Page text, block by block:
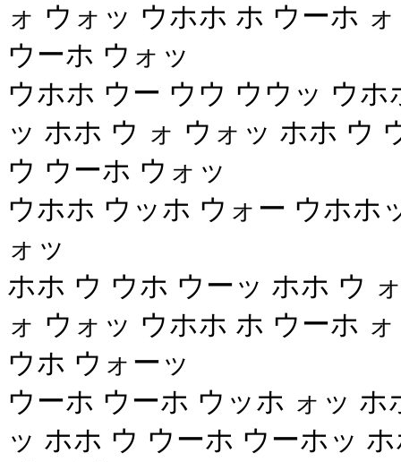
ォ ウォッ ウホホ ホ ウーホ
ウーホ ウォッ
ウホホ ウー ウウ ウウッ ウ
ッ ホホ ウ ォ ウォッ ホホ ウ
ウ ウーホ ウォッ
ウホホ ウッホ ウォー ウホホ
ォッ
ホホ ウ ウホ ウーッ ホホ ウ
ォ ウォッ ウホホ ホ ウーホ
ウホ ウォーッ
ウーホ ウーホ ウッホ ォッ
ッ ホホ ウ ウーホ ウーホッ